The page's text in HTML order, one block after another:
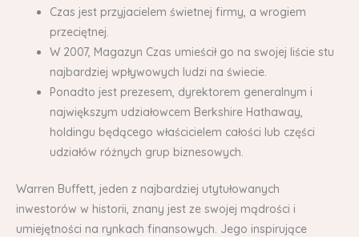
Czas jest przyjacielem świetnej firmy, a wrogiem
przeciętnej.
W 2007, Magazyn Czas umieścił go na swojej liście stu
najbardziej wpływowych ludzi na świecie.
Ponadto jest prezesem, dyrektorem generalnym i
największym udziałowcem Berkshire Hathaway,
holdingu będącego właścicielem całości lub części
udziałów różnych grup biznesowych.
Warren Buffett, jeden z najbardziej utytułowanych
inwestorów w historii, znany jest ze swojej mądrości i
umiejętności na rynkach finansowych. Jego inspirujące